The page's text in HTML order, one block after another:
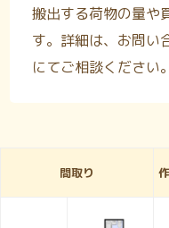
搬出する荷物の量や
す。詳細は、お問い
にてご相談ください。
間取り